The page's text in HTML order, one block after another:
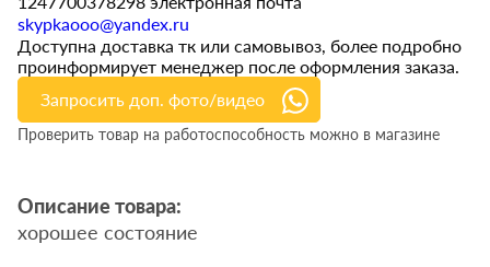
skypkaooo@yandex.ru
Доступна доставка тк или самовывоз, более подробно
проинформирует менеджер после оформления заказа.
Запросить доп. фото/видео
Проверить товар на работоспособность можно в магазине
Описание товара:
хорошее состояние